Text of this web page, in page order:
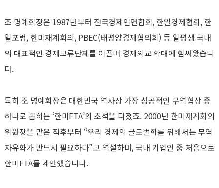
조 명예회장은 1987년부터 전국경제인연합회, 한일경제협회, 한
일포럼, 한미재계회의, PBEC(태평양경제협의회) 등 일평생 국내
외 대표적인 경제교류단체를 이끌며 경제외교 확대에 힘써왔습니
다.
특히 조 명예회장은 대한민국 역사상 가장 성공적인 무역협상 중
하나로 꼽히는 ‘한미FTA’의 초석을 다졌죠. 2000년 한미재계회의
위원장을 맡은 직후부터 “우리 경제의 글로벌화를 위해서는 무역
자유화가 반드시 필요하다”고 역설하며, 국내 기업인 중 처음으로
한미FTA를 제안했습니다.